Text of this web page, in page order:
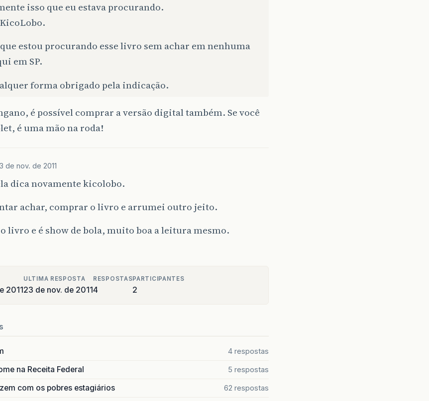
isso que eu estava procurando.
que estou procurando esse livro sem achar em nenhuma
em SP.
forma obrigado pela indicação.
é possível comprar a versão digital também. Se você
é uma mão na roda!
de nov. de 2011
dica novamente kicolobo.
achar, comprar o livro e arrumei outro jeito.
livro e é show de bola, muito boa a leitura mesmo.
2011
ULTIMA RESPOSTA
23 de nov. de 2011
RESPOSTAS
4
PARTICIPANTES
2
4 respostas
na Receita Federal 5 respostas
com os pobres estagiários 62 respostas